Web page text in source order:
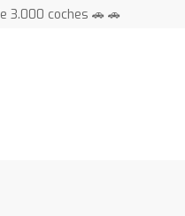
3.000 coches 🚗 🚗